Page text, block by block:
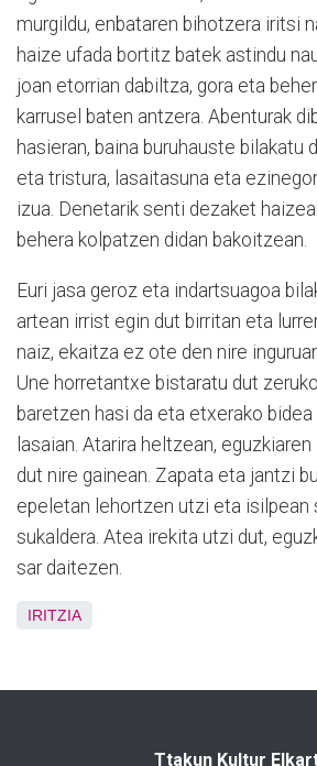
murgildu, enbataren bihotzera iritsi
haize ufada bortitz batek astindu
joan etorrian dabiltza, gora eta
karrusel baten antzera. Abenturak
hasieran, baina buruhauste bilakatu
eta tristura, lasaitasuna eta
izua. Denetarik senti dezaket
behera kolpatzen didan bakoitzean.
Euri jasa geroz eta indartsuagoa
artean irrist egin dut birritan eta
naiz, ekaitza ez ote den nire
Une horretantxe bistaratu dut
baretzen hasi da eta etxerako bidea
lasaian. Atarira heltzean,
dut nire gainean. Zapata eta jantzi
epeletan lehortzen utzi eta isilpean
sukaldera. Atea irekita utzi dut,
sar daitezen.
IRITZIA
Ttakun Kultur